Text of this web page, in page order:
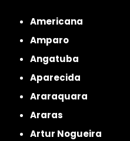
Americana
Amparo
Angatuba
Aparecida
Araraquara
Araras
Artur Nogueira